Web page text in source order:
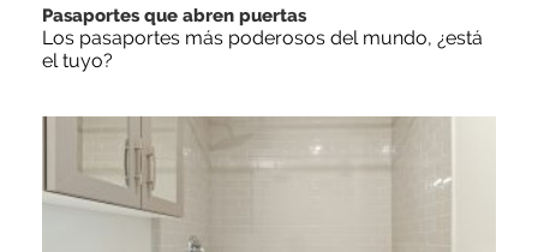
Pasaportes que abren puertas
Los pasaportes más poderosos del mundo, ¿está
el tuyo?